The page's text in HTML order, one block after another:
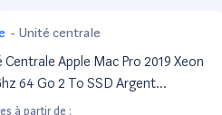
- Unité centrale
Centrale Apple Mac Pro 2019 Xeon
64 Go 2 To SSD Argent
à partir de :